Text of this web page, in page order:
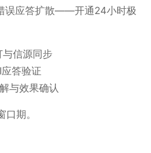
误应答扩散——开通24小时极
与信源同步
答验证
与效果确认
期。